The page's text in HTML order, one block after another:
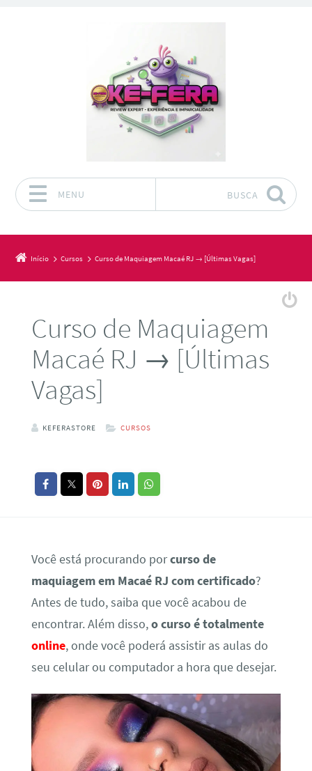
MENU BUSCA
Início Cursos Curso de Maquiagem Macaé RJ → [Últimas Vagas]
Curso de Maquiagem
Macaé RJ → [Últimas
Vagas]
KEFERASTORE CURSOS
Você está procurando porcurso de
maquiagem em Macaé RJ com certificado?
Antes de tudo, saiba que você acabou de
encontrar. Além disso,o curso é totalmente
online, onde você poderá assistir as aulas do
seu celular ou computador a hora que desejar.